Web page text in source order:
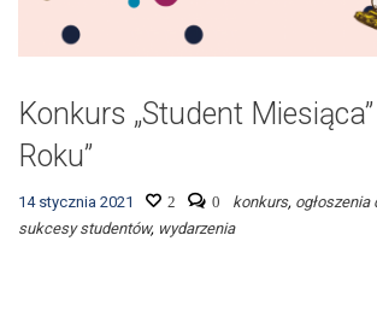
Konkurs „Student
Roku”
14 stycznia 2021 2 0 konkurs, ogłoszenia
sukcesy studentów, wydarzenia